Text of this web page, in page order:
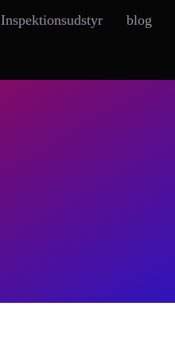
Inspektionsudstyr blog